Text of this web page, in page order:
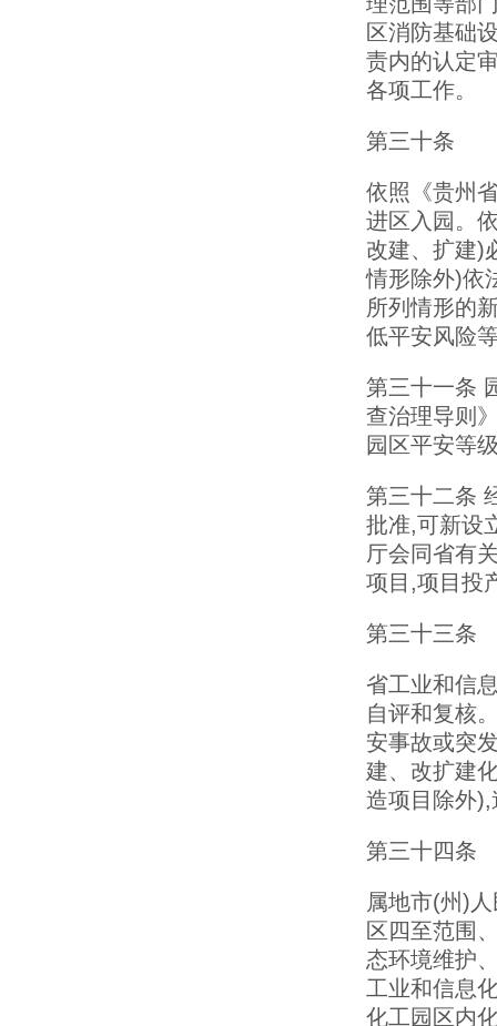
区消防基础
责内的认定
各项工作。
第三十条
依照《贵州
进区入园。
改建、扩建)
情形除外)依
所列情形的
低平安风险
第三十一条
查治理导则
园区平安等
第三十二条
批准,可新设
厅会同省有
项目,项目投
第三十三条
省工业和信
自评和复核
安事故或突
建、改扩建
造项目除外
第三十四条
属地市(州)
区四至范围
态环境维护
工业和信息
化工园区内